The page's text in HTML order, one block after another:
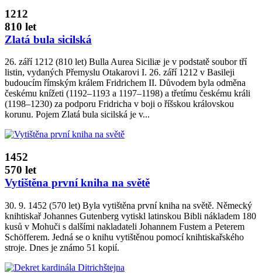
1212
810 let
Zlatá bula sicilská
26. září 1212 (810 let) Bulla Aurea Siciliæ je v podstatě soubor tří
listin, vydaných Přemyslu Otakarovi I. 26. září 1212 v Basileji
budoucím římským králem Fridrichem II. Důvodem byla odměna
českému knížeti (1192–1193 a 1197–1198) a třetímu českému králi
(1198–1230) za podporu Fridricha v boji o říšskou královskou
korunu. Pojem Zlatá bula sicilská je v...
1452
570 let
Vytištěna první kniha na světě
30. 9. 1452 (570 let) Byla vytištěna první kniha na světě. Německý
knihtiskař Johannes Gutenberg vytiskl latinskou Bibli nákladem 180
kusů v Mohuči s dalšími nakladateli Johannem Fustem a Peterem
Schöfferem. Jedná se o knihu vytištěnou pomocí knihtiskařského
stroje. Dnes je známo 51 kopií.